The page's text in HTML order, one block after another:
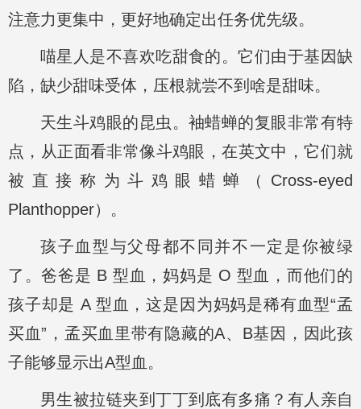
注意力更集中，更好地确定出任务优先级。
喵星人是不喜欢吃甜食的。它们由于基因缺
陷，缺少甜味受体，压根就尝不到啥是甜味。
天生斗鸡眼的昆虫。袖蜡蝉的复眼非常有特
点，从正面看非常像斗鸡眼，在英文中，它们就
被直接称为斗鸡眼蜡蝉（Cross-eyed
Planthopper）。
孩子血型与父母都不同并不一定是你被绿
了。爸爸是 B 型血，妈妈是 O 型血，而他们的
孩子却是 A 型血，这是因为妈妈是稀有血型“孟
买血”，孟买血里带有隐藏的A、B基因，因此孩
子能够显示出A型血。
男生被拉链夹到丁丁到底有多痛？有人亲自